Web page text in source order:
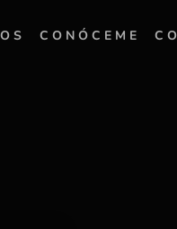
CONÓCEME